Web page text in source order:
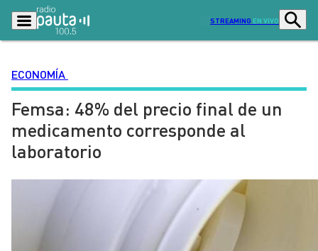
STREAMING EN VIVO
Podcasts Programas
Lo Último
Ciudad
Sostenibilidad
Tendencias
ECONOMÍA
Femsa: 48% del precio final de un
medicamento corresponde al
laboratorio